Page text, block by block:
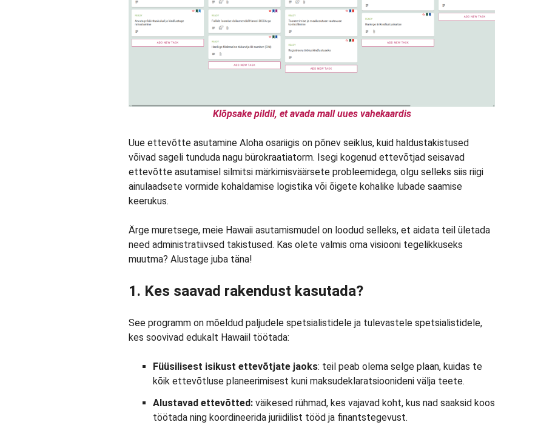
Klõpsake pildil, et avada mall uues vahekaardis
Uue ettevõtte asutamine Aloha osariigis on põnev seiklus, kuid haldustakistused
võivad sageli tunduda nagu bürokraatiatorm. Isegi kogenud ettevõtjad seisavad
ettevõtte asutamisel silmitsi märkimisväärsete probleemidega, olgu selleks siis riigi
ainulaadsete vormide kohaldamise logistika või õigete kohalike lubade saamise
keerukus.
Ärge muretsege, meie Hawaii asutamismudel on loodud selleks, et aidata teil ületada
need administratiivsed takistused. Kas olete valmis oma visiooni tegelikkuseks
muutma? Alustage juba täna!
1. Kes saavad rakendust kasutada?
See programm on mõeldud paljudele spetsialistidele ja tulevastele spetsialistidele,
kes soovivad edukalt Hawaiil töötada:
Füüsilisest isikust ettevõtjate jaoks: teil peab olema selge plaan, kuidas te
kõik ettevõtluse planeerimisest kuni maksudeklaratsioonideni välja teete.
Alustavad ettevõtted: väikesed rühmad, kes vajavad koht, kus nad saaksid koos
töötada ning koordineerida juriidilist tööd ja finantstegevust.